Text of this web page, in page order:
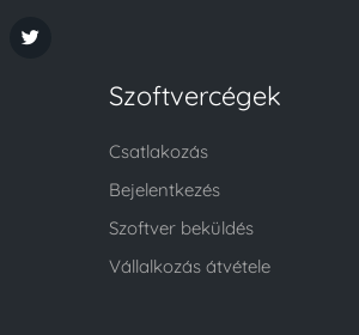
Szoftvercégek
Csatlakozás
Bejelentkezés
Szoftver beküldés
Vállalkozás átvétele